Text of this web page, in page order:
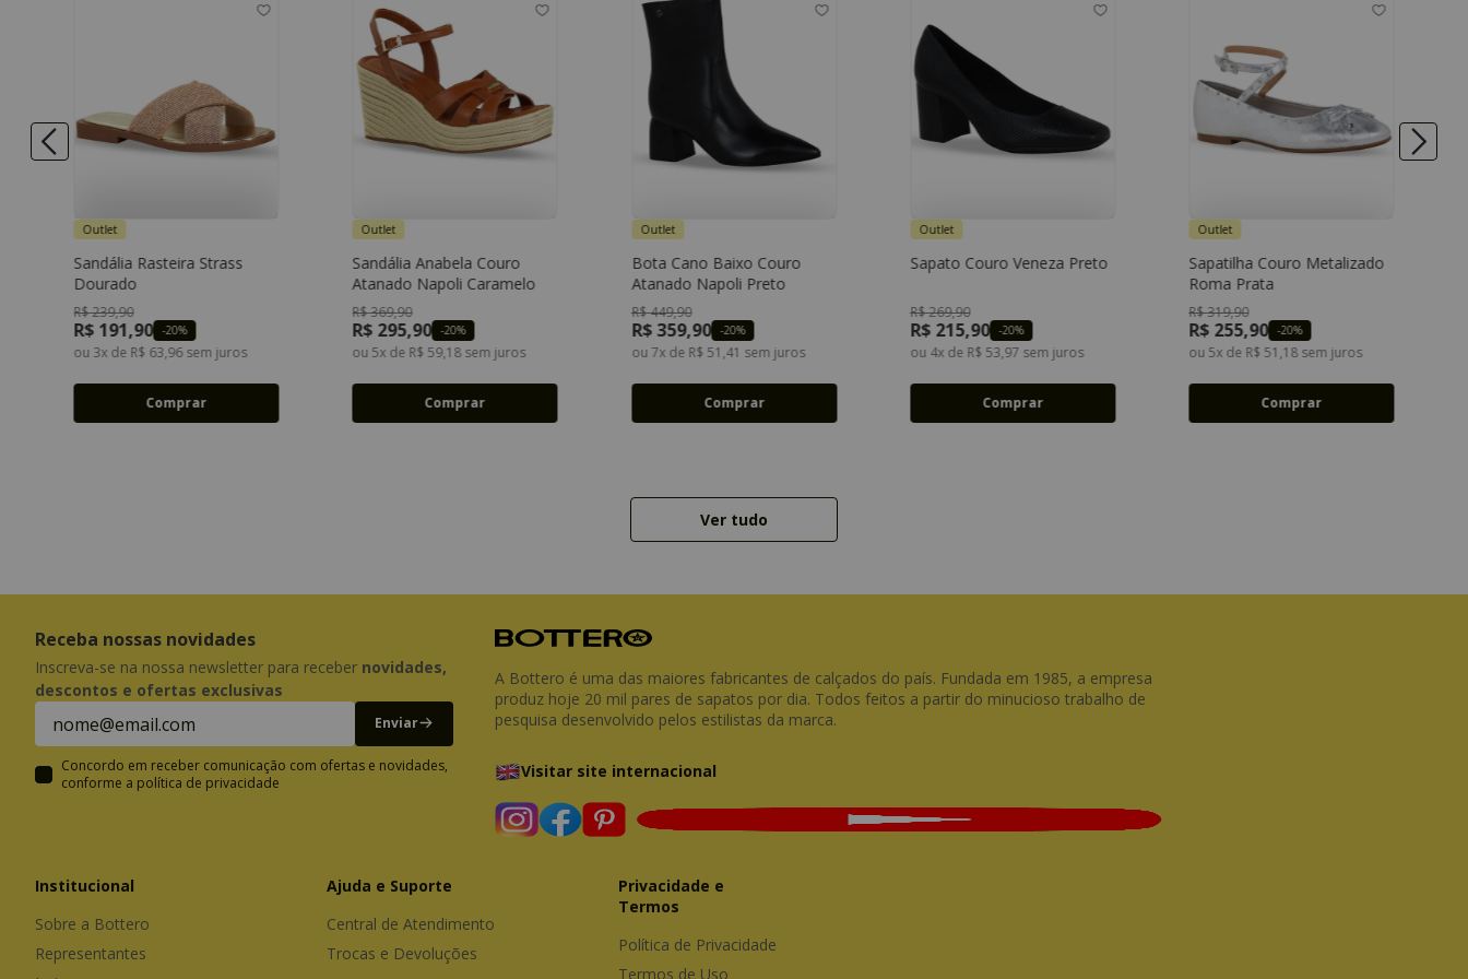
38 39 40 41
Outlet
Sandália Rasteira Strass
Dourado
R$239,90
R$ 191,90 -20%
ou 3x de R$ 63,96sem juros
Comprar
33 34 35 36
37 38 39
Outlet
Sandália Anabela Couro
Atanado Napoli Caramelo
R$369,90
R$ 295,90 -20%
ou 5x de R$ 59,18sem juros
Comprar
33 34 35 36
37 38 39
Outlet
Bota Cano Baixo Couro
Atanado Napoli Preto
R$449,90
R$359,90 -20%
ou7x de R$ 51,41 sem juros
Comprar
34 35 36 37
Outlet
Sapato Couro Veneza Preto
R$269,90
R$ 215,90 -20%
ou 4x de R$ 53,97 sem juros
Comprar
33 34 35 36
Outlet
Sapatilha Couro Metalizado
Roma Prata
R$319,90
R$ 255,90 -20%
ou 5x de R$ 51,18sem juros
Comprar
Ver tudo
Receba nossas novidades
Inscreva-se na nossa newsletter para receber novidades,
descontos e ofertas exclusivas
Enviar
Concordo em receber comunicação com ofertas e novidades,
conforme a política de privacidade
A Bottero é uma das maiores fabricantes de calçados do país. Fundada em 1985, a empresa
produz hoje 20 mil pares de sapatos por dia. Todos feitos a partir do minucioso trabalho de
pesquisa desenvolvido pelos estilistas da marca.
Visitar site internacional
Institucional
Sobre a Bottero
Representantes
Ajuda e Suporte
Trocas e Devoluções
Privacidade e
Termos
Política de Privacidade
Termos de Uso